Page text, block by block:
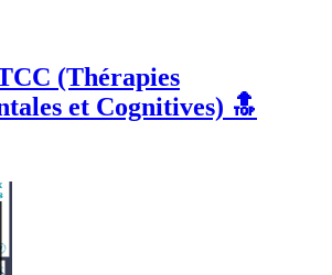
(Thérapies
et Cognitives) 🔝